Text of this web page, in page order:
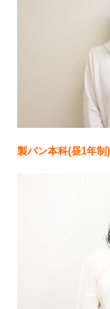
製パン本科(昼1年制)